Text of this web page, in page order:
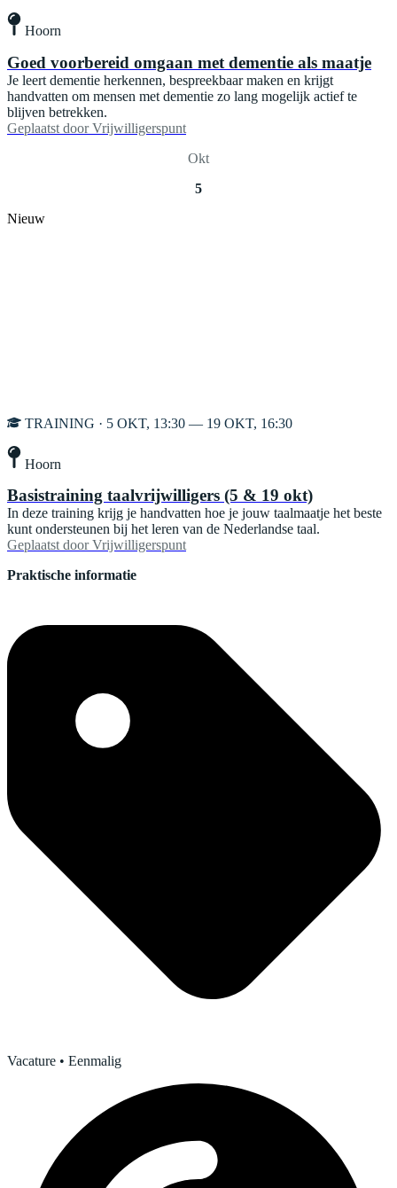
Hoorn
Goed voorbereid omgaan met dementie als maatje
Je leert dementie herkennen, bespreekbaar maken en krijgt
handvatten om mensen met dementie zo lang mogelijk actief te
blijven betrekken.
Geplaatst door Vrijwilligerspunt
Okt
5
Nieuw
TRAINING · 5 OKT, 13:30 — 19 OKT, 16:30
Hoorn
Basistraining taalvrijwilligers (5 & 19 okt)
In deze training krijg je handvatten hoe je jouw taalmaatje het beste
kunt ondersteunen bij het leren van de Nederlandse taal.
Geplaatst door Vrijwilligerspunt
Praktische informatie
Vacature • Eenmalig